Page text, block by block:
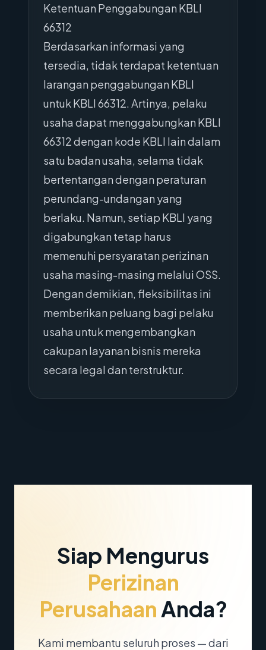
Ketentuan Penggabungan KBLI
66312
Berdasarkan informasi yang
tersedia, tidak terdapat ketentuan
larangan penggabungan KBLI
untuk KBLI 66312. Artinya, pelaku
usaha dapat menggabungkan KBLI
66312 dengan kode KBLI lain dalam
satu badan usaha, selama tidak
bertentangan dengan peraturan
perundang-undangan yang
berlaku. Namun, setiap KBLI yang
digabungkan tetap harus
memenuhi persyaratan perizinan
usaha masing-masing melalui OSS.
Dengan demikian, fleksibilitas ini
memberikan peluang bagi pelaku
usaha untuk mengembangkan
cakupan layanan bisnis mereka
secara legal dan terstruktur.
Siap Mengurus
Perizinan
PerusahaanAnda?
Kami membantu seluruh proses — dari